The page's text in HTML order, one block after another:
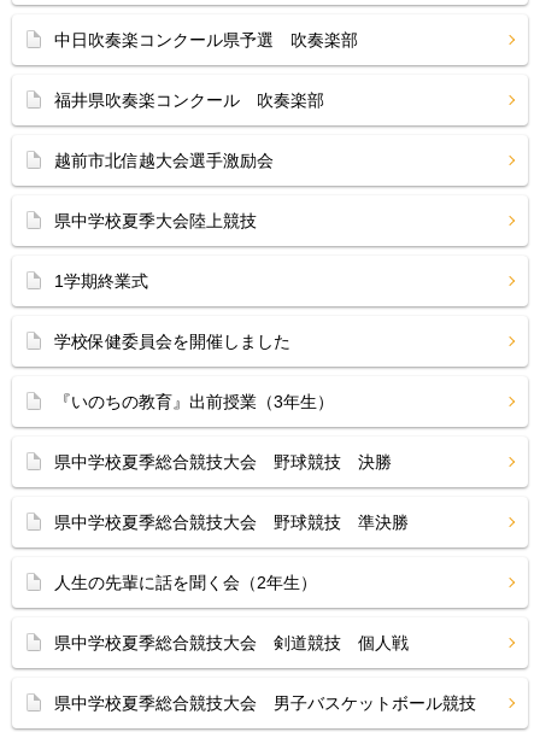
中日吹奏楽コンクール県予選 吹奏楽部
福井県吹奏楽コンクール 吹奏楽部
越前市北信越大会選手激励会
県中学校夏季大会陸上競技
1学期終業式
学校保健委員会を開催しました
『いのちの教育』出前授業（3年生）
県中学校夏季総合競技大会 野球競技 決勝
県中学校夏季総合競技大会 野球競技 準決勝
人生の先輩に話を聞く会（2年生）
県中学校夏季総合競技大会 剣道競技 個人戦
県中学校夏季総合競技大会 男子バスケットボール競技